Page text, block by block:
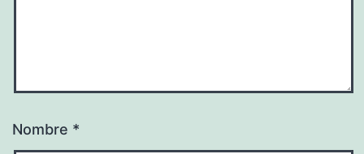
Nombre *